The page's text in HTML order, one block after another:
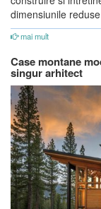
dimensiunile
mai mult
Case montane
singur arhitect